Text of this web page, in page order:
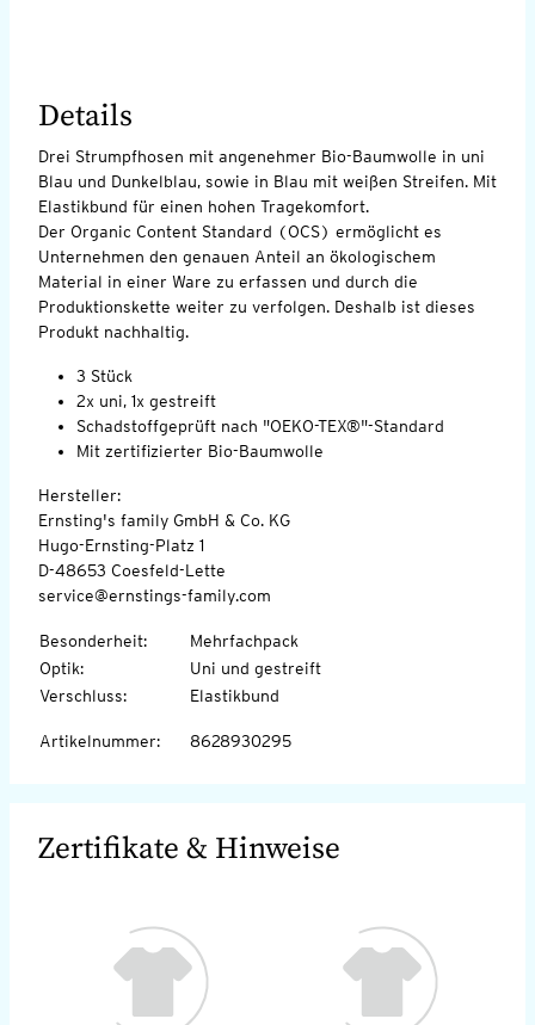
Details
Drei Strumpfhosen mit angenehmer Bio-Baumwolle in uni
Blau und Dunkelblau, sowie in Blau mit weißen Streifen. Mit
Elastikbund für einen hohen Tragekomfort.
Der Organic Content Standard (OCS) ermöglicht es
Unternehmen den genauen Anteil an ökologischem
Material in einer Ware zu erfassen und durch die
Produktionskette weiter zu verfolgen. Deshalb ist dieses
Produkt nachhaltig.
3 Stück
2x uni, 1x gestreift
Schadstoffgeprüft nach "OEKO-TEX®"-Standard
Mit zertifizierter Bio-Baumwolle
Hersteller:
Ernsting's family GmbH & Co. KG
Hugo-Ernsting-Platz 1
D-48653 Coesfeld-Lette
service@ernstings-family.com
Besonderheit:
Mehrfachpack
Optik:
Uni und gestreift
Verschluss: Elastikbund
Artikelnummer: 8628930295
Zertifikate & Hinweise